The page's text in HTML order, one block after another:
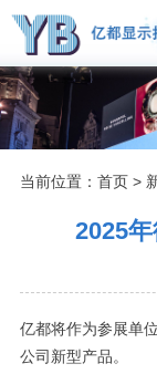
当前位置： 首页>
2025
亿都将作为参展单
公司新型产品。